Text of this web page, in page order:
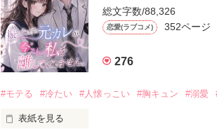
総文字数/88,326
恋愛(ラブコメ) 352ページ
276
#モテる #冷たい #人懐っこい #胸キュン #溺愛
表紙を見る